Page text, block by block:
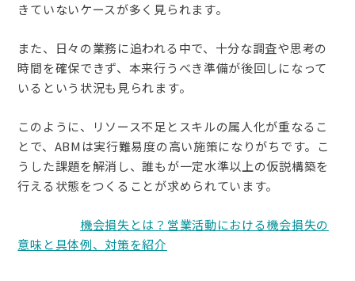
きていないケースが多く見られます。
また、日々の業務に追われる中で、十分な調査や思考の
時間を確保できず、本来行うべき準備が後回しになって
いるという状況も見られます。
このように、リソース不足とスキルの属人化が重なるこ
とで、ABMは実行難易度の高い施策になりがちです。こ
うした課題を解消し、誰もが一定水準以上の仮説構築を
行える状態をつくることが求められています。
機会損失とは？営業活動における機会損失の
意味と具体例、対策を紹介